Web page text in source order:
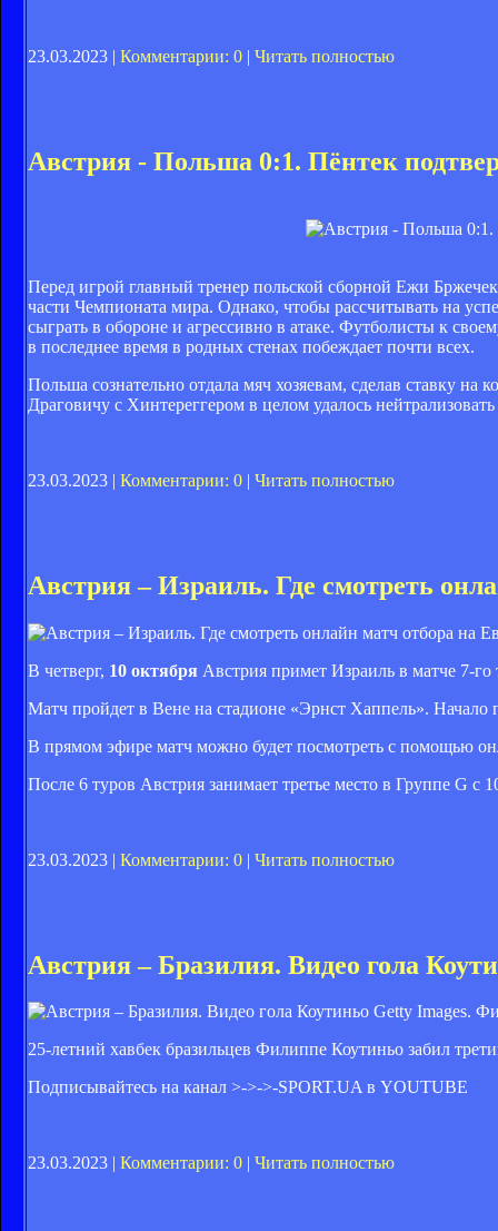
23.03.2023 | Комментарии: 0 | Читать полностью
Австрия - Польша 0:1. Пёнтек
Перед игрой главный тренер польской сборной Ежи
части Чемпионата мира. Однако, чтобы рассчитывать на
сыграть в обороне и агрессивно в атаке. Футболисты к
в последнее время в родных стенах побеждает почти всех.
Польша сознательно отдала мяч хозяевам, сделав ставку
Драговичу с Хинтереггером в целом удалось
23.03.2023 | Комментарии: 0 | Читать полностью
Австрия – Израиль. Где смотреть
В четверг, 10 октября Австрия примет Израиль в матче 7-
Матч пройдет в Вене на стадионе «Эрнст Хаппель». Начало
В прямом эфире матч можно будет посмотреть с помощью
После 6 туров Австрия занимает третье место в Группе G с
23.03.2023 | Комментарии: 0 | Читать полностью
Австрия – Бразилия. Видео гола
Getty Images.
25-летний хавбек бразильцев Филиппе Коутиньо забил
Подписывайтесь на канал >->->-SPORT.UA в YOUTUBE
23.03.2023 | Комментарии: 0 Читать полностью